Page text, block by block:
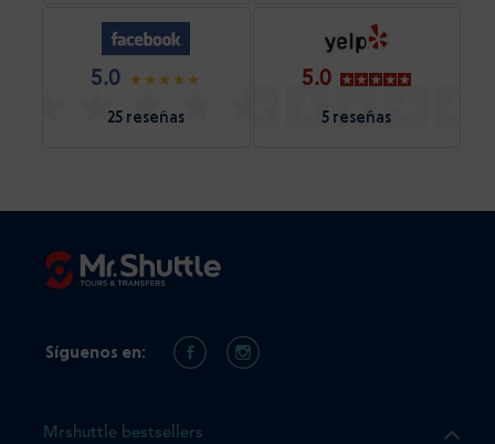
5.0
25 reseñas
5.0
5 reseñas
Mrshuttle bestsellers
Síguenos en: